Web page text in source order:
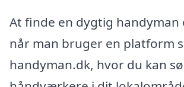
At finde en dygtig handyman
når man bruger en platform
handyman.dk, hvor du kan